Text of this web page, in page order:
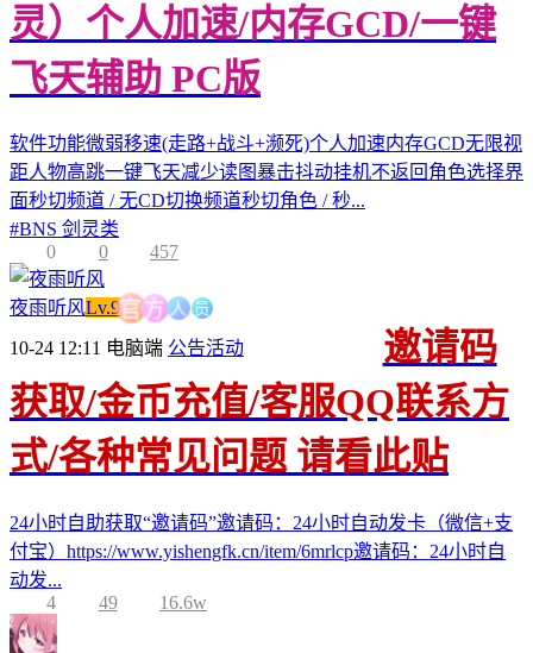
灵）个人加速/内存GCD/一键
飞天辅助 PC版
软件功能微弱移速(走路+战斗+濒死)个人加速内存GCD无限视
距人物高跳一键飞天减少读图暴击抖动挂机不返回角色选择界
面秒切频道 / 无CD切换频道秒切角色 / 秒...
#BNS 剑灵类
0
0 457
夜雨听风Lv.9官 方人员
10-24 12:11 电脑端 公告活动
邀请码
获取/金币充值/客服QQ联系方
式/各种常见问题 请看此贴
24小时自助获取“邀请码”邀请码：24小时自动发卡（微信+支
付宝）https://www.yishengfk.cn/item/6mrlcp邀请码：24小时自
动发...
4
49 16.6w